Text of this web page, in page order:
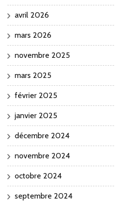
avril 2026
mars 2026
novembre 2025
mars 2025
février 2025
janvier 2025
décembre 2024
novembre 2024
octobre 2024
septembre 2024